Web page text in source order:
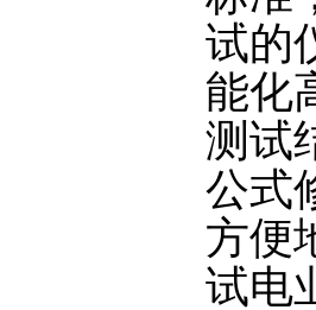
试的
能化
测试
公式
方便
试电